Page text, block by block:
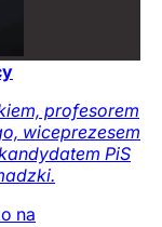
profesorem
wiceprezesem
PiS
na